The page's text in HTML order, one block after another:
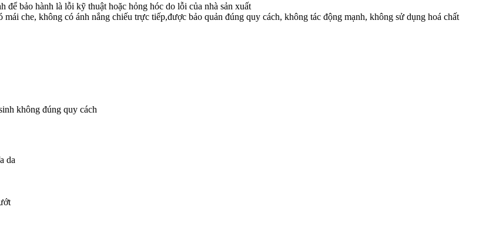
bảo hành là lỗi kỹ thuật hoặc hỏng hóc do lỗi của nhà sản xuất
che, không có ánh nắng chiếu trực tiếp,được bảo quản đúng quy cách, không tác động mạnh, không sử dụng hoá chất
không đúng quy cách
da